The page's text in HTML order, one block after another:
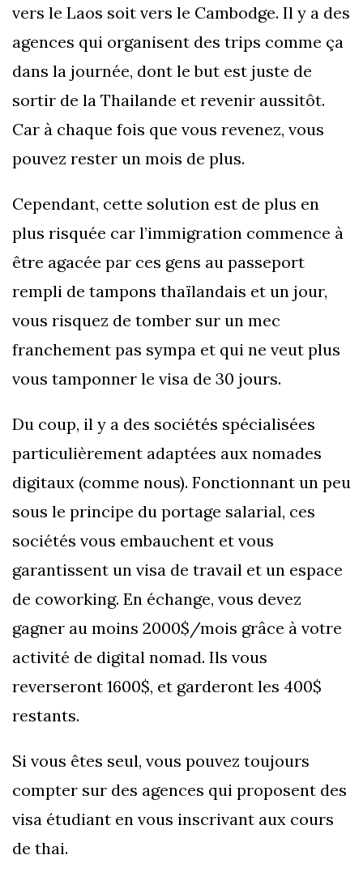
vers le Laos soit vers le Cambodge. Il y a des
agences qui organisent des trips comme ça
dans la journée, dont le but est juste de
sortir de la Thailande et revenir aussitôt.
Car à chaque fois que vous revenez, vous
pouvez rester un mois de plus.
Cependant, cette solution est de plus en
plus risquée car l’immigration commence à
être agacée par ces gens au passeport
rempli de tampons thaïlandais et un jour,
vous risquez de tomber sur un mec
franchement pas sympa et qui ne veut plus
vous tamponner le visa de 30 jours.
Du coup, il y a des sociétés spécialisées
particulièrement adaptées aux nomades
digitaux (comme nous). Fonctionnant un peu
sous le principe du portage salarial, ces
sociétés vous embauchent et vous
garantissent un visa de travail et un espace
de coworking. En échange, vous devez
gagner au moins 2000$/mois grâce à votre
activité de digital nomad. Ils vous
reverseront 1600$, et garderont les 400$
restants.
Si vous êtes seul, vous pouvez toujours
compter sur des agences qui proposent des
visa étudiant en vous inscrivant aux cours
de thai.